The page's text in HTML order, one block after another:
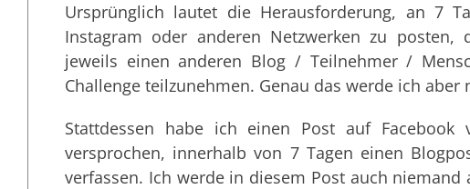
Ursprünglich lautet die Herausforderung, an 7
Instagram oder anderen Netzwerken zu
jeweils einen anderen Blog / Teilnehmer /
Challenge teilzunehmen. Genau das werde ich aber
Stattdessen habe ich einen Post auf
versprochen, innerhalb von 7 Tagen einen
verfassen. Ich werde in diesem Post auch